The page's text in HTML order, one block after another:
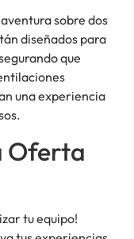
sobre dos
diseñados para
que
una experiencia
Oferta
tu equipo!